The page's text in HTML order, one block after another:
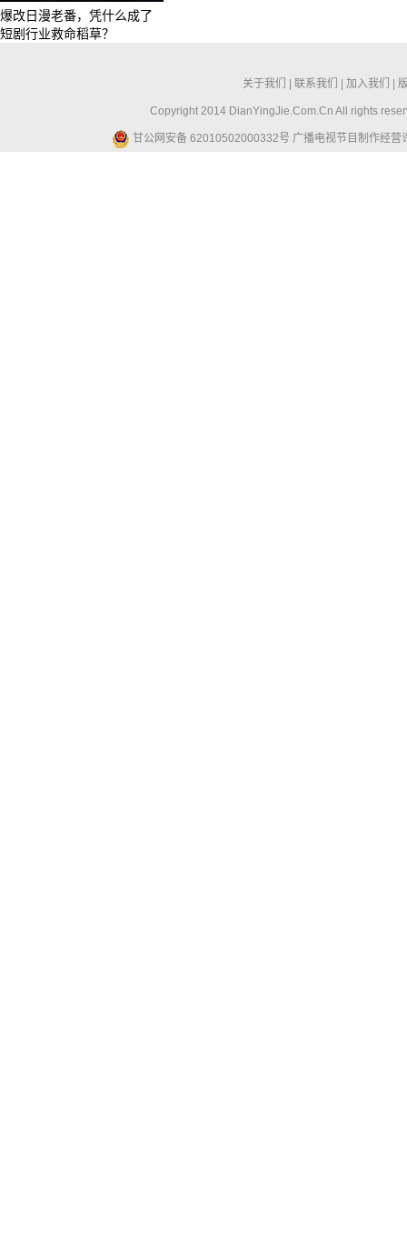
爆改日漫老番，凭什么成了
短剧行业救命稻草？
关于我们 联系我们 加入我们
Copyright 2014 DianYingJie.Com.Cn All rights
甘公网安备 62010502000332号 广播电视节目制作经